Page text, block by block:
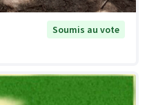
Soumis au vote